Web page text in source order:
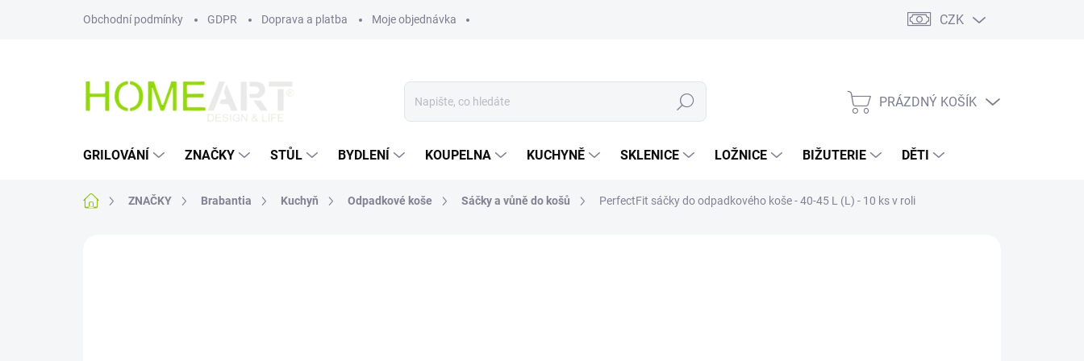
Obchodní podmínky GDPR Doprava a platba Moje objednávka CZK
Hledat
NÁKUPNÍ
PRÁZDNÝ KOŠÍK
GRILOVÁNÍ ZNAČKY STŮL BYDLENÍ KOUPELNA KUCHYNĚ SKLENICE LOŽNICE BIŽUTERIE DĚTI
Domů ZNAČKY Brabantia Kuchyň Odpadkové koše Sáčky a vůně do košů PerfectFit sáčky do odpadkového koše - 40-45 L (L) - 10 ks v roli